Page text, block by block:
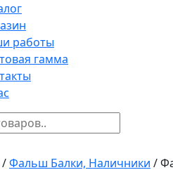
работы
гамма
/Фальш Балки, Наличники /